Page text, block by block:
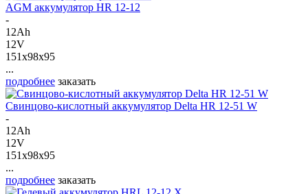
AGM аккумулятор HR 12-12
-
12Ah
12V
151x98x95
...
подробнее заказать
Свинцово-кислотный аккумулятор Delta HR 12-51 W
-
12Ah
12V
151x98x95
...
подробнее заказать